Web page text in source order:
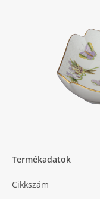
Termékadatok
Cikkszám